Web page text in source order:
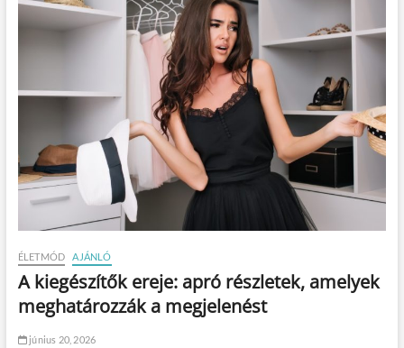
ÉLETMÓD AJÁNLÓ
A kiegészítők ereje: apró részletek, amelyek
meghatározzák a megjelenést
június 20, 2026